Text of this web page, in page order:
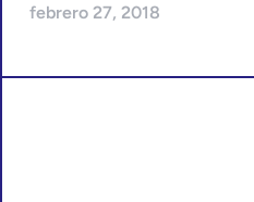
febrero 27, 2018